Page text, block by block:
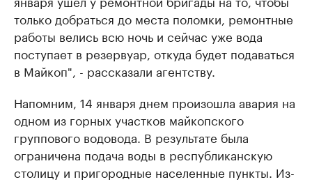
только добраться до места поломки, ремонтные
работы велись всю ночь и сейчас уже вода
поступает в резервуар, откуда будет подаваться
в Майкоп", - рассказали агентству.
Напомним, 14 января днем произошла авария на
одном из горных участков майкопского
группового водовода. В результате была
ограничена подача воды в республиканскую
столицу и пригородные населенные пункты. Из-